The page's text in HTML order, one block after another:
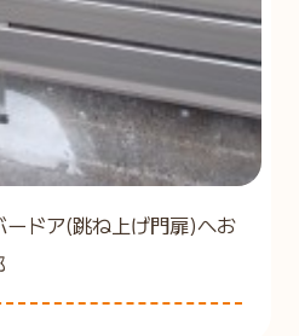
ドア(跳ね上げ門扉)へお